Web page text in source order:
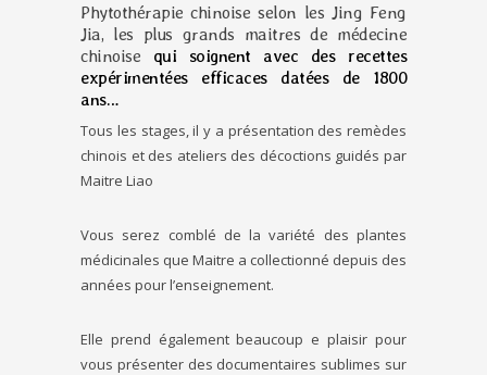
Phytothérapie chinoise selon les Jing Feng
Jia, les plus grands maitres de médecine
chinoise qui soignent avec des recettes
expérimentées efficaces datées de 1800
ans…
Tous les stages, il y a présentation des remèdes
chinois et des ateliers des décoctions guidés par
Maitre Liao
Vous serez comblé de la variété des plantes
médicinales que Maitre a collectionné depuis des
années pour l’enseignement.
Elle prend également beaucoup e plaisir pour
vous présenter des documentaires sublimes sur